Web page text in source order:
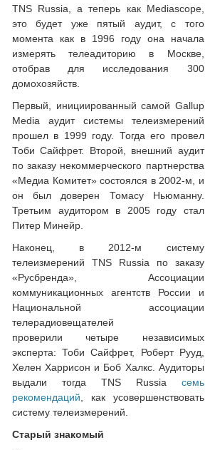
TNS Russia, а теперь как Mediascope,
это будет уже пятый аудит, с того
момента как в 1996 году она начала
измерять телеадиторию в Москве,
отобрав для исследования 300
домохозяйств.
Первый, инициированный самой Gallup
Media аудит системы телеизмерений
прошел в 1999 году. Тогда его провел
Тоби Сайфрет. Второй, внешний аудит
по заказу некоммерческого партнерства
«Медиа Комитет» состоялся в 2002-м, и
он был доверен Томасу Ньюманну.
Третьим аудитором в 2005 году стал
Питер Минейр.
Наконец, в 2012-м систему
телеизмерений TNS Russia по заказу
«Русбренда», Ассоциации
коммуникационных агентств России и
Национальной ассоциации
телерадиовещателей
проверили четыре независимых
эксперта: Тоби Сайфрет, Роберт Рууд,
Хелен Харрисон и Боб Халкс. Аудиторы
выдали тогда TNS Russia семь
рекомендаций , как усовершенствовать
систему телеизмерений.
Старый знакомый